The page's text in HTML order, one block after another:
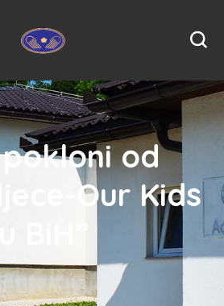
od
Our Kids